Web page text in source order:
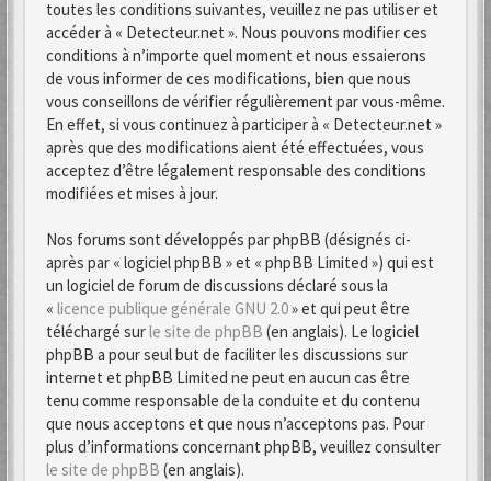
toutes les conditions suivantes, veuillez ne pas utiliser et
accéder à « Detecteur.net ». Nous pouvons modifier ces
conditions à n’importe quel moment et nous essaierons
de vous informer de ces modifications, bien que nous
vous conseillons de vérifier régulièrement par vous-même.
En effet, si vous continuez à participer à « Detecteur.net »
après que des modifications aient été effectuées, vous
acceptez d’être légalement responsable des conditions
modifiées et mises à jour.
Nos forums sont développés par phpBB (désignés ci-
après par « logiciel phpBB » et « phpBB Limited ») qui est
un logiciel de forum de discussions déclaré sous la
« licence publique générale GNU 2.0» et qui peut être
téléchargé surle site de phpBB (en anglais). Le logiciel
phpBB a pour seul but de faciliter les discussions sur
internet et phpBB Limited ne peut en aucun cas être
tenu comme responsable de la conduite et du contenu
que nous acceptons et que nous n’acceptons pas. Pour
plus d’informations concernant phpBB, veuillez consulter
le site de phpBB (en anglais).